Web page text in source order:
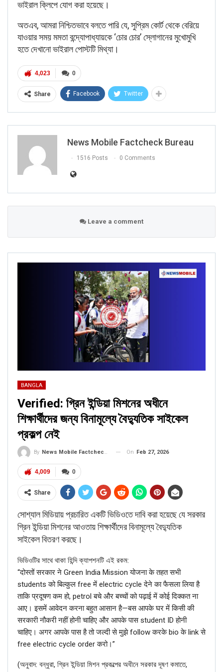
ভাইরাল ক্লিপে যোগ করা হয়েছে।
অতএব, আমরা নিশ্চিতভাবে বলতে পারি যে, সুপ্রিম কোর্ট থেকে বেরিয়ে
যাওয়ার সময় মমতা বন্দ্যোপাধ্যায়কে ‘চোর চোর’ স্লোগানের মুখোমুখি
হতে দেখানো ভাইরাল পোস্টটি মিথ্যা।
0
4,023
Share Facebook Twitter
News Mobile Factcheck Bureau
1516 Posts 0 Comments
Leave a comment
BANGLA
Verified: গ্রিন ইন্ডিয়া মিশনের অধীনে
শিক্ষার্থীদের জন্য বিনামূল্যে বৈদ্যুতিক সাইকেল
প্রকল্প নেই
By News Mobile Factcheck Bureau On Feb 27, 2026
0
4,009
Share
সোশ্যাল মিডিয়ায় প্রচারিত একটি ভিডিওতে দাবি করা হয়েছে যে সরকার
গ্রিন ইন্ডিয়া মিশনের আওতায় শিক্ষার্থীদের বিনামূল্যে বৈদ্যুতিক
সাইকেল বিতরণ করছে।
ভিডিওটির সাথে থাকা হিন্দি ক্যাপশনটি এই রকম:
“दोस्तों सरकार ने Green India Mission योजना के तहत सभी
students को बिल्कुल free में electric cycle देने का फैसला लिया है
ताकि प्रदूषण कम हो, petrol बचे और बच्चों को पढ़ाई में कोई दिक्कत ना
आए। इसमें आवेदन करना बहुत आसान है—बस आपके घर में किसी की
सरकारी नौकरी नहीं होनी चाहिए और आपके पास student ID होनी
चाहिए। अगर आपके पास है तो जल्दी से मुझे follow करके bio के link से
free electric cycle order करो।”
(‌অনুবাদ: বন্ধুরা, গ্রিন ইন্ডিয়া মিশন প্রকল্পের অধীনে সরকার দূষণ কমাতে,